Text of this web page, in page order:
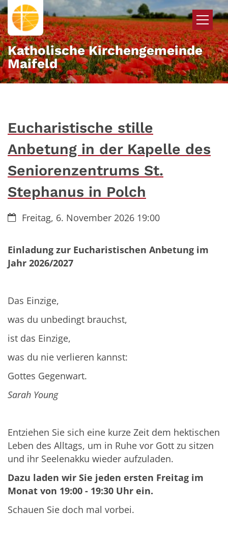
Zum Inhalt springen
Katholische Kirchengemeinde
Maifeld
Eucharistische stille
Anbetung in der Kapelle des
Seniorenzentrums St.
Stephanus in Polch
Datum:Freitag, 6. November 2026 19:00
Einladung zur Eucharistischen Anbetung im
Jahr 2026/2027
Das Einzige,
was du unbedingt brauchst,
ist das Einzige,
was du nie verlieren kannst:
Gottes Gegenwart.
Sarah Young
Entziehen Sie sich eine kurze Zeit dem hektischen
Leben des Alltags, um in Ruhe vor Gott zu sitzen
und ihr Seelenakku wieder aufzuladen.
Dazu laden wir Sie jeden ersten Freitag im
Monat von 19:00 - 19:30 Uhr ein.
Schauen Sie doch mal vorbei.